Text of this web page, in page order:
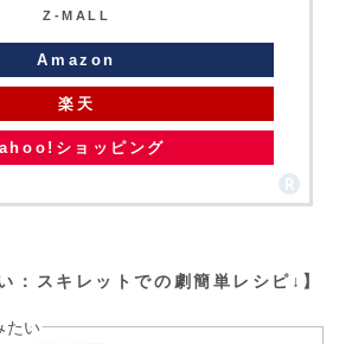
Z-MALL
Amazon
楽天
ショッピング
：スキレットでの劇簡単レシピ↓】